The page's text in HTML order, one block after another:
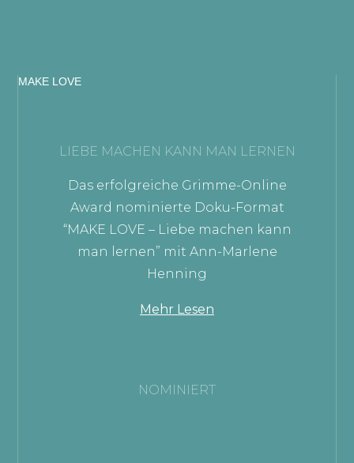
MAKE LOVE
LIEBE MACHEN KANN MAN LERNEN
Das erfolgreiche Grimme-Online
Award nominierte Doku-Format
“MAKE LOVE – Liebe machen kann
man lernen” mit Ann-Marlene
Henning
Mehr Lesen
NOMINIERT